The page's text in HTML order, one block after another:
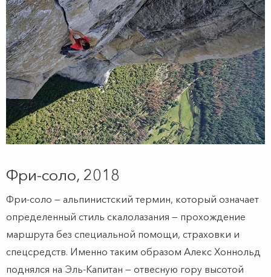
Фри-соло, 2018
Фри-соло — альпинистский термин, который означает
определенный стиль скалолазания — прохождение
маршрута без специальной помощи, страховки и
спецсредств. Именно таким образом Алекс Хоннольд
поднялся на Эль-Капитан — отвесную гору высотой